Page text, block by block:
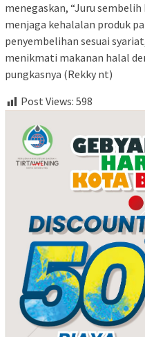
menegaskan, “Juru
menjaga kehalalan produk
penyembelihan sesuai
menikmati makanan halal
pungkasnya (Rekky nt)
Post Views: 598